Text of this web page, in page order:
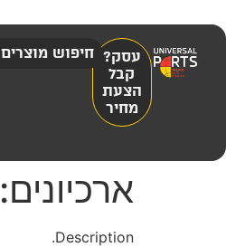
עסק?
קבל
הצעת
מחיר
ארכיונים:
Description.